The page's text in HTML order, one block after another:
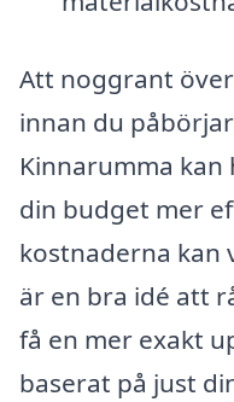
Att noggrant
innan du
Kinnarumma
din budget mer
kostnaderna kan
är en bra idé att
få en mer exakt
baserat på just